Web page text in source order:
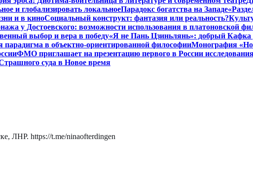
и глобализировать локальноеПарадокс богатства на Западе
и в киноСоциальный конструкт: фантазия или реальность?
у Достоевского: возможности использования в платоновской
выбор и вера в победу«Я не Пань Цзиньлянь»: добрый Кафка
парадигма в объектно-ориентированной философииМонография
ФМО приглашает на презентацию первого в России
суда в Новое время
ЛНР. https://t.me/ninaofterdingen